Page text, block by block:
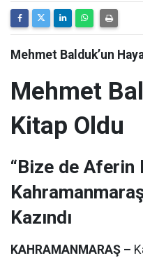
Mehmet Balduk’un
Mehmet
Kitap Oldu
“Bize de Aferin
Kazındı
KAHRAMANMARAŞ –